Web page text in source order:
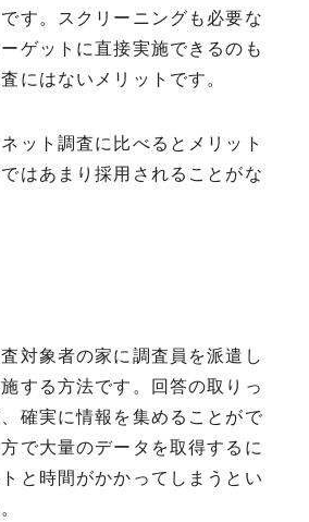
す。スクリーニングも必要な
ゲットに直接実施できるのも
にはないメリットです。
ット調査に比べるとメリット
はあまり採用されることがな
対象者の家に調査員を派遣し
する方法です。回答の取りっ
確実に情報を集めることがで
で大量のデータを取得するに
と時間がかかってしまうとい